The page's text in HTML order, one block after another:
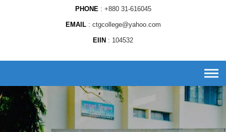
PHONE +880 31-616045
EMAIL ctgcollege@yahoo.com
EIIN 104532